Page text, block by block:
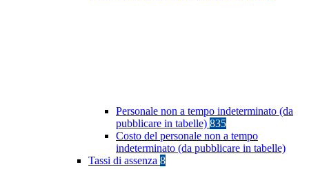
Personale non a tempo indeterminato (da
pubblicare in tabelle) 835
Costo del personale non a tempo
indeterminato (da pubblicare in tabelle)
Tassi di assenza 8